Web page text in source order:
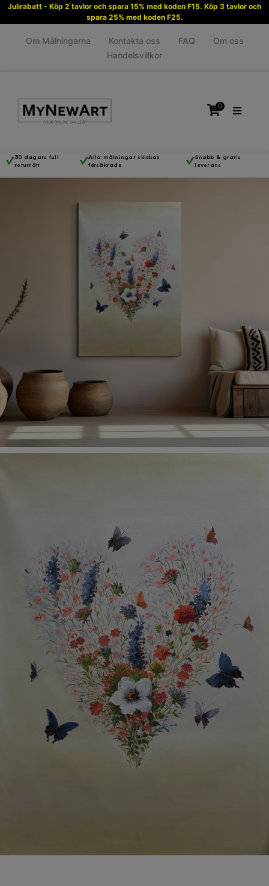
Julirabatt - Köp 2 tavlor och spara 15% med koden F15. Köp 3 tavlor och
spara 25% med koden F25.
Om Målningarna Kontakta oss FAQ
Om oss
Handelsvillkor
0
Inga produkter i varukorgen.
30 dagars full
returrätt
Alla målningar skickas
försäkrade
Snabb & gratis
leverans